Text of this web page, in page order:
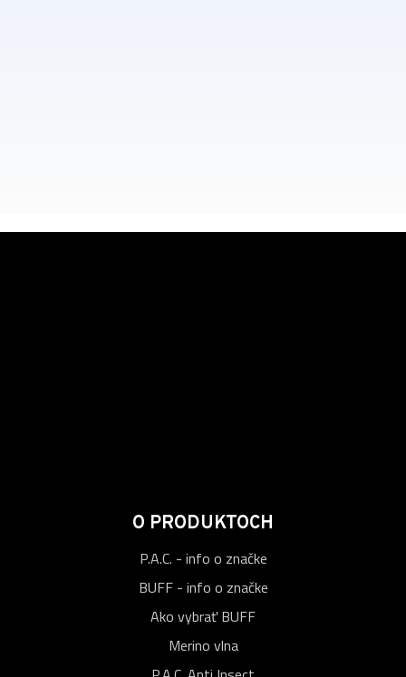
O PRODUKTOCH
P.A.C. - info o značke
BUFF - info o značke
Ako vybrať BUFF
Merino vlna